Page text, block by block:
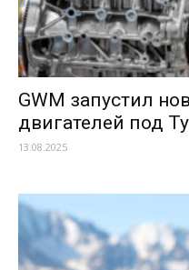
GWM запустил
двигателей под
13.08.2025